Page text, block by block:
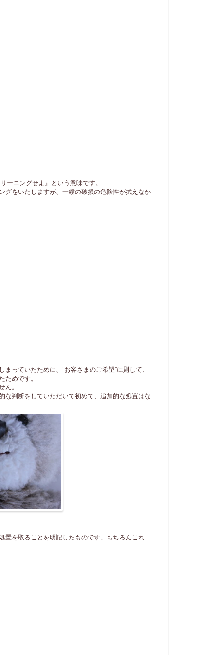
ーニングせよ』という意味です。
グをいたしますが、一縷の破損の危険性が拭えなか
っていたために、”お客さまのご希望”に則して、
ためです。
ん。
な判断をしていただいて初めて、追加的な処置はな
置を取ることを明記したものです。もちろんこれ